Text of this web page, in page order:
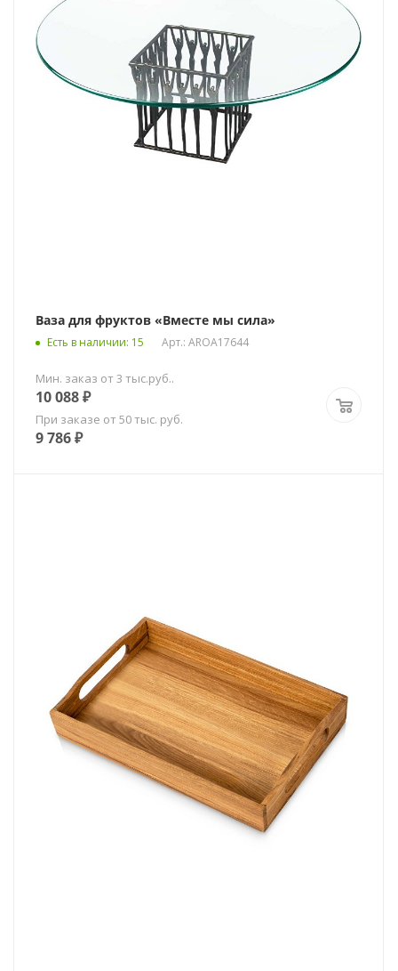
Ваза для фруктов «Вместе мы сила»
Есть в наличии: 15 Арт.: AROA17644
Мин. заказ от 3 тыс.руб..
10 088₽
При заказе от 50 тыс. руб.
9 786₽